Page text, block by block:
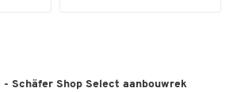
Schäfer Shop Select aanbouwrek